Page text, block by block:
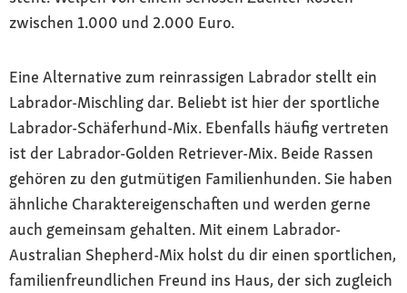
zwischen 1.000 und 2.000 Euro.
Eine Alternative zum reinrassigen Labrador stellt ein
Labrador-Mischling dar. Beliebt ist hier der sportliche
Labrador-Schäferhund-Mix. Ebenfalls häufig vertreten
ist der Labrador-Golden Retriever-Mix. Beide Rassen
gehören zu den gutmütigen Familienhunden. Sie haben
ähnliche Charaktereigenschaften und werden gerne
auch gemeinsam gehalten. Mit einem Labrador-
Australian Shepherd-Mix holst du dir einen sportlichen,
familienfreundlichen Freund ins Haus, der sich zugleich